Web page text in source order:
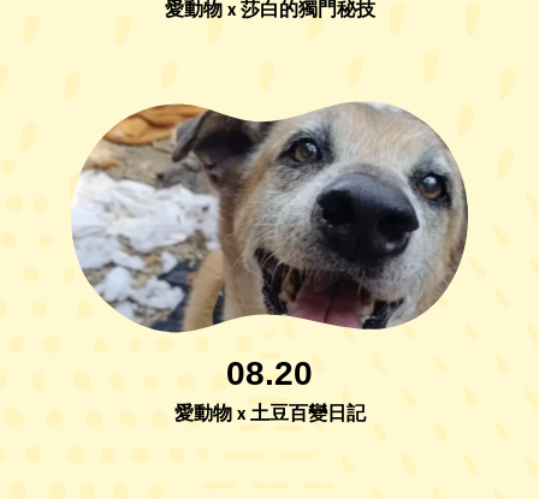
愛動物 x 莎白的獨門秘技
08.20
愛動物 x 土豆百變日記